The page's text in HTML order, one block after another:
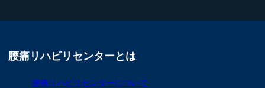
腰痛リハビリセンターとは
腰痛リハビリセンターについて